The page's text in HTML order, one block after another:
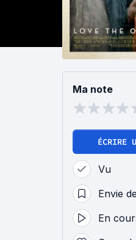
Ma note
ÉCRIRE
Vu
Envie
En